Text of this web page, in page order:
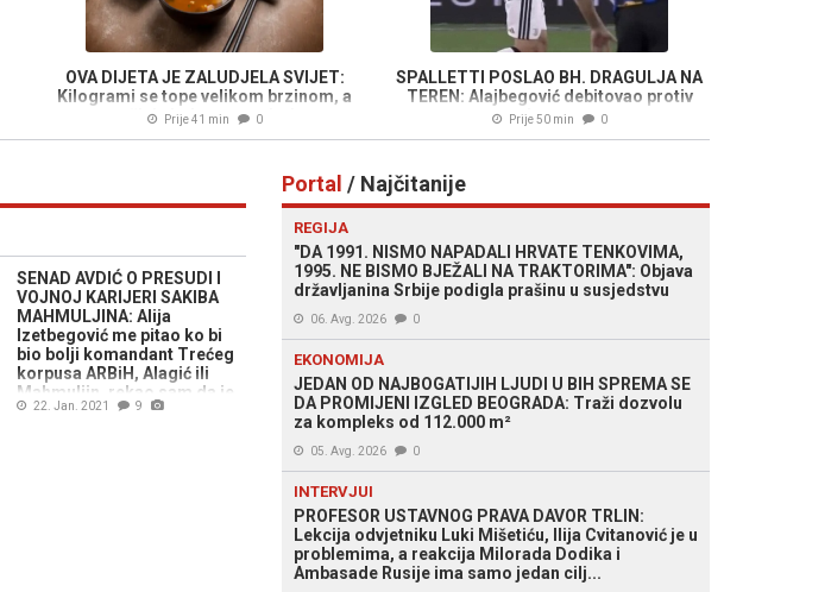
OVA DIJETA JE ZALUDJELA SVIJET:
Kilogrami se tope velikom brzinom, a
sve počinje jednom namirnicom
Prije 41 min 0
SPALLETTI POSLAO BH. DRAGULJA NA
TEREN: Alajbegović debitovao protiv
Intera
Prije 50 min 0
SENAD AVDIĆ O PRESUDI I
VOJNOJ KARIJERI SAKIBA
MAHMULJINA: Alija
Izetbegović me pitao ko bi
bio bolji komandant Trećeg
korpusa ARBiH, Alagić ili
Mahmuljin, rekao sam da je
Alagić vojskovođa, a Sakib
22. Jan. 2021 9
Portal / Najčitanije
REGIJA
"DA 1991. NISMO NAPADALI HRVATE TENKOVIMA,
1995. NE BISMO BJEŽALI NA TRAKTORIMA": Objava
državljanina Srbije podigla prašinu u susjedstvu
06. Avg. 2026 0
EKONOMIJA
JEDAN OD NAJBOGATIJIH LJUDI U BIH SPREMA SE
DA PROMIJENI IZGLED BEOGRADA: Traži dozvolu
za kompleks od 112.000 m²
05. Avg. 2026 0
INTERVJUI
PROFESOR USTAVNOG PRAVA DAVOR TRLIN:
Lekcija odvjetniku Luki Mišetiću, Ilija Cvitanović je u
problemima, a reakcija Milorada Dodika i
Ambasade Rusije ima samo jedan cilj...